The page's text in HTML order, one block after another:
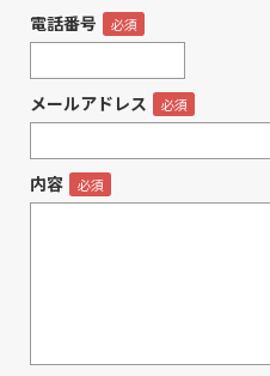
電話番号
メールアドレス
内容